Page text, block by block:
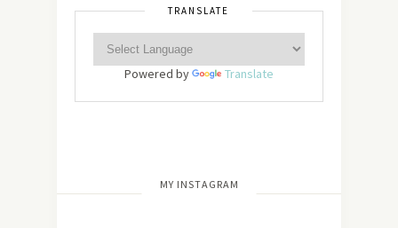
TRANSLATE
Powered by Translate
MY INSTAGRAM
[wdi_feed id=”2″]